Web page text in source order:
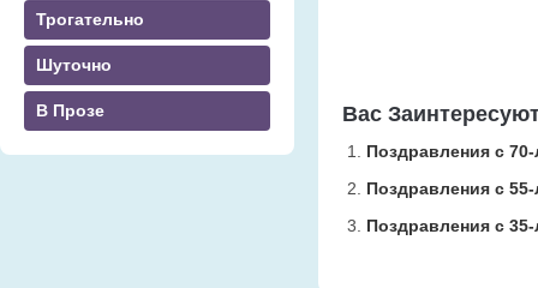
Трогательно
Шуточно
В Прозе Вас
Поздравления с
Поздравления с
Поздравления с